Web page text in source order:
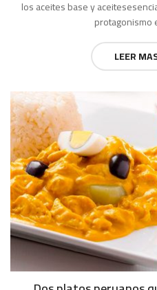
los aceites base y
protagonismo
LEER